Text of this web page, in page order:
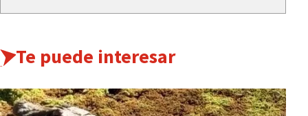
Te puede interesar